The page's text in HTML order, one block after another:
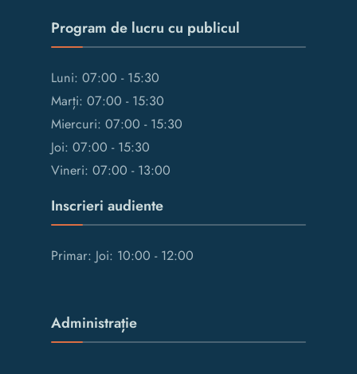
Program de lucru cu publicul
Luni: 07:00 - 15:30
Marți: 07:00 - 15:30
Miercuri: 07:00 - 15:30
Joi: 07:00 - 15:30
Vineri: 07:00 - 13:00
Inscrieri audiente
Primar: Joi: 10:00 - 12:00
Administrație